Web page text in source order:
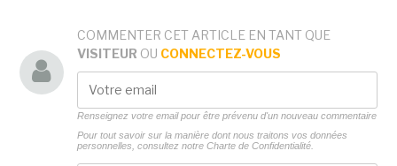
COMMENTER CET ARTICLE EN TANT QUE
VISITEUR OU CONNECTEZ-VOUS
Renseignez votre email pour être prévenu d'un nouveau commentaire
Pour tout savoir sur la manière dont nous traitons vos données
personnelles, consultez notre Charte de Confidentialité.